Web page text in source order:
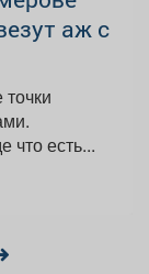
аж с
что есть...